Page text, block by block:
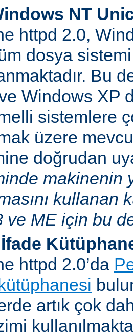
NT
httpd 2.0,
dosya
Bu
Windows XP
sistemlere
üzere
doğrudan
makinenin
kullanan
ve ME için bu
httpd 2.0’da
artık çok